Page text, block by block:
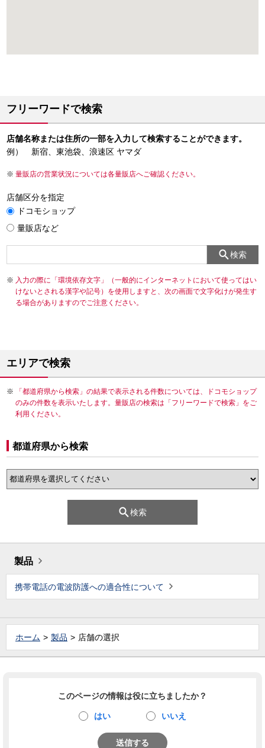
フリーワードで検索
店舗名称または住所の一部を入力して検索することができます。
例） 新宿、東池袋、浪速区 ヤマダ
量販店の営業状況については各量販店へご確認ください。
店舗区分を指定
ドコモショップ
量販店など
検索
入力の際に「環境依存文字」（一般的にインターネットにおいて使ってはい
けないとされる漢字や記号）を使用しますと、次の画面で文字化けが発生す
る場合がありますのでご注意ください。
エリアで検索
「都道府県から検索」の結果で表示される件数については、ドコモショップ
のみの件数を表示いたします。量販店の検索は「フリーワードで検索」をご
利用ください。
都道府県から検索
検索
製品
携帯電話の電波防護への適合性について
ホーム 製品 店舗の選択
このページの情報は役に立ちましたか？
はい いいえ
送信する